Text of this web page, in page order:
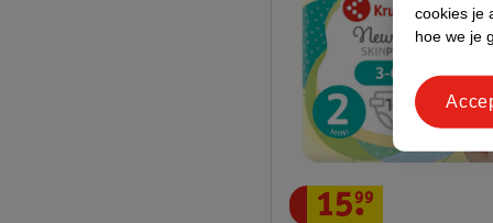
15.
99
cookies je
hoe we je